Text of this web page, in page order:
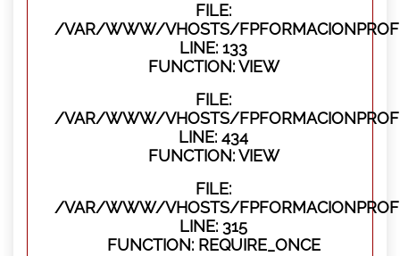
FILE:
/VAR/WWW/VHOSTS/
LINE: 133
FUNCTION: VIEW
FILE:
/VAR/WWW/VHOSTS/
LINE: 434
FUNCTION: VIEW
FILE:
/VAR/WWW/VHOSTS/
LINE: 315
FUNCTION: REQUIRE_ONCE